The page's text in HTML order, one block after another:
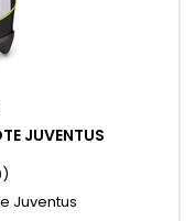
JUVENTUS
Juventus